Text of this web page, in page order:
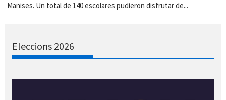
Manises. Un total de 140 escolares pudieron disfrutar de...
Eleccions 2026